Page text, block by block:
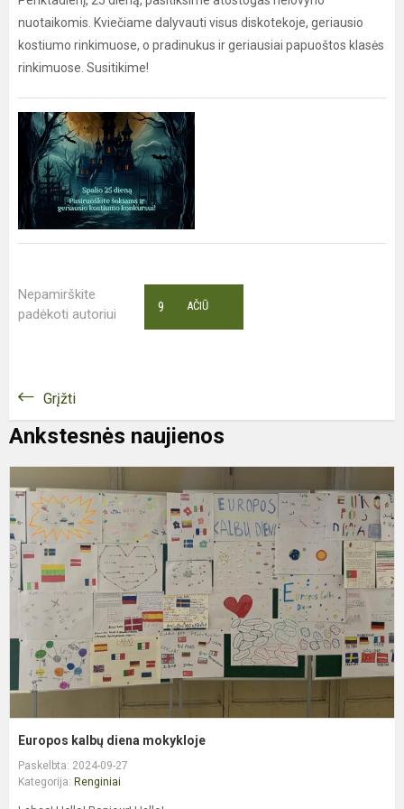
nuotaikomis. Kviečiame dalyvauti visus diskotekoje, geriausio
kostiumo rinkimuose, o pradinukus ir geriausiai papuoštos klasės
rinkimuose. Susitikime!
Nepamirškite
padėkoti autoriui
AČIŪ
9
Grįžti
Ankstesnės naujienos
Europos kalbų diena mokykloje
Paskelbta: 2024-09-27
Kategorija: Renginiai